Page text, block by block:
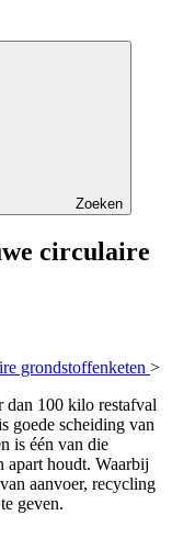
Zoeken
circulaire
grondstoffenketen >
dan 100 kilo restafval
goede scheiding van
is één van die
apart houdt. Waarbij
aanvoer, recycling
geven.